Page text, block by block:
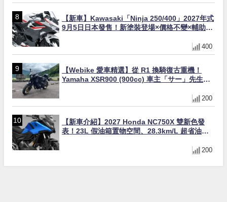
【新車】Kawasaki「Ninja 250/400」2027年式
9月5日日本發售！新塗裝登場×價格不變×輔助滑
400
【Webike 愛車精選】從 R1 換騎復古重機！
Yamaha XSR900 (900cc) 車主「サー」先生真
200
【新車介紹】2027 Honda NC750X 雙新色發
表！23L 假油箱置物空間、28.3km/L 超省油
200